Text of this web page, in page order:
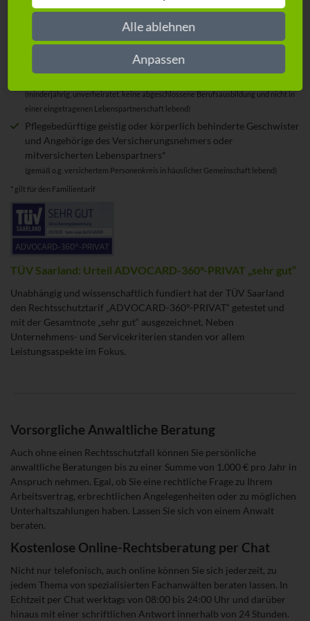
Leibliche Eltern und Großeltern des Versicherungsnehmers und
mitversicherten Ehe-/Lebenspartners*
(in häuslicher Gemeinschaft lebend ab 50 Jahre, keine berufliche Tätigkeit)
Enkelkinder, Stief-, Adoptiv- und Pflege-Enkelkinder in Obhut
(minderjährig, unverheiratet, keine abgeschlossene Berufsausbildung und nicht in
einer eingetragenen Lebenspartnerschaft lebend)
Pflegebedürftige geistig oder körperlich behinderte Geschwister
und Angehörige des Versicherungsnehmers oder
mitversicherten Lebenspartners*
(gemäß o.g. versichertem Personenkreis in häuslicher Gemeinschaft lebend)
* gilt für den Familientarif
TÜV Saarland: Urteil ADVOCARD-360°-PRIVAT „sehr gut“
Unabhängig und wissenschaftlich fundiert hat der TÜV Saarland
den Rechtsschutztarif „ADVOCARD-360°-PRIVAT“ getestet und
mit der Gesamtnote „sehr gut“ ausgezeichnet. Neben
Unternehmens- und Servicekriterien standen vor allem
Leistungsaspekte im Fokus.
Vorsorgliche Anwaltliche Beratung
Auch ohne einen Rechtsschutzfall können Sie persönliche
anwaltliche Beratungen bis zu einer Summe von 1.000 € pro Jahr in
Anspruch nehmen. Egal, ob Sie eine rechtliche Frage zu Ihrem
Arbeitsvertrag, erbrechtlichen Angelegenheiten oder zu möglichen
Unterhaltszahlungen haben. Lassen Sie sich von einem Anwalt
beraten.
Kostenlose Online-Rechtsberatung per Chat
Nicht nur telefonisch, auch online können Sie sich jederzeit, zu
jedem Thema von spezialisierten Fachanwälten beraten lassen. In
Echtzeit per Chat werktags von 08:00 bis 24:00 Uhr und darüber
hinaus mit einer schriftlichen Antwort innerhalb von 24 Stunden.
Alle ablehnen
Anpassen